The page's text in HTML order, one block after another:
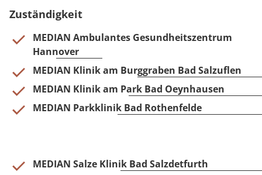
Zuständigkeit
MEDIAN Ambulantes Gesundheitszentrum
Hannover
MEDIAN Klinik am Burggraben Bad Salzuflen
MEDIAN Klinik am Park Bad Oeynhausen
MEDIAN Parkklinik Bad Rothenfelde
MEDIAN Salze Klinik Bad Salzdetfurth